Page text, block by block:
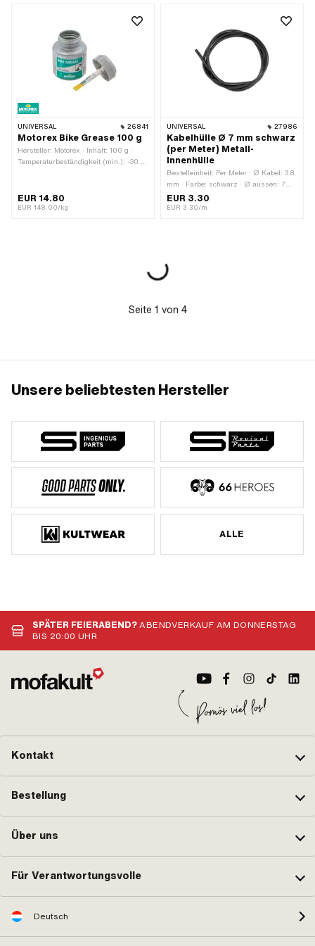
UNIVERSAL 26841
Motorex Bike Grease 100 g
Hersteller: Motorex · Inhalt: 100 g ·
Temperaturbeständigkeit (min.): -30 -
EUR 14.80
EUR 148.00/kg
UNIVERSAL 27986
Kabelhülle Ø 7 mm schwarz
(per Meter) Metall-
Innenhülle
Bestelleinheit: Per Meter · Ø Kabel: 3.8
mm · Farbe: schwarz · Ø aussen: 7
mm · Ø innen: 4 mm · Beschichtung:
keine · Gesamtlänge: 1000 mm
EUR 3.30
EUR 3.30/m
Seite 1 von 4
Unsere beliebtesten Hersteller
ALLE
SPÄTER FEIERABEND?ABENDVERKAUF AM DONNERSTAG
BIS 20:00 UHR
Kontakt
Bestellung
Über uns
Für Verantwortungsvolle
Deutsch